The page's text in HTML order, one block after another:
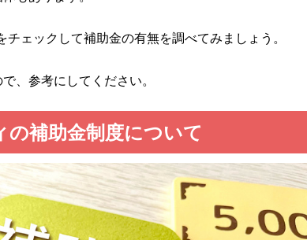
ェックして補助金の有無を調べてみましょう。
、参考にしてください。
の補助金制度について